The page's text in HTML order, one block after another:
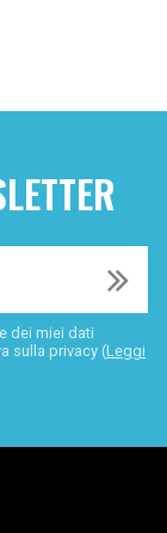
dei miei dati
sulla privacy (Leggi